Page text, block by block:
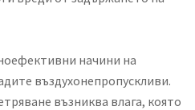
начини на
въздухонепропускливи.
възниква влага, която